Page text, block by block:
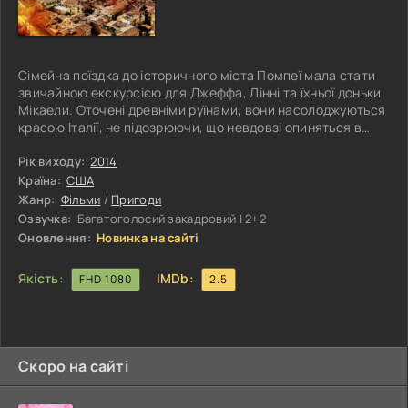
Сімейна поїздка до історичного міста Помпеї мала стати
звичайною екскурсією для Джеффа, Лінні та їхньої доньки
Мікаели. Оточені древніми руїнами, вони насолоджуються
красою Італії, не підозрюючи, що невдовзі опиняться в
як завжди, залишається насторожі. Перед поїздкою він
детально пояснює дружині й дитині, як діяти у випадку
надзвичайної ситуації, адже під мальовничими пейзажами
ховається сплячий гігант — вулкан Везувій. Але природа
вносить
Рік виходу: 2014
Країна: США
Жанр: Фільми / Пригоди
Озвучка: Багатоголосий закадровий | 2+2
Оновлення: Новинка на сайті
Якість: FHD 1080 IMDb: 2.5
Скоро на сайті